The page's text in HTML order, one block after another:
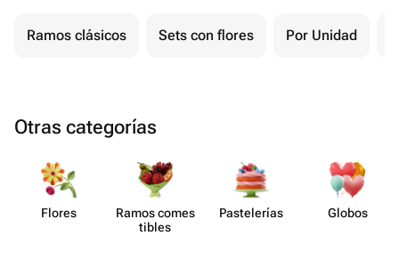
Ramos clásicos Sets con flores Por Unidad
Otras categorías
Flores
Ramos comes​
tibles
Paste​lerías Globos